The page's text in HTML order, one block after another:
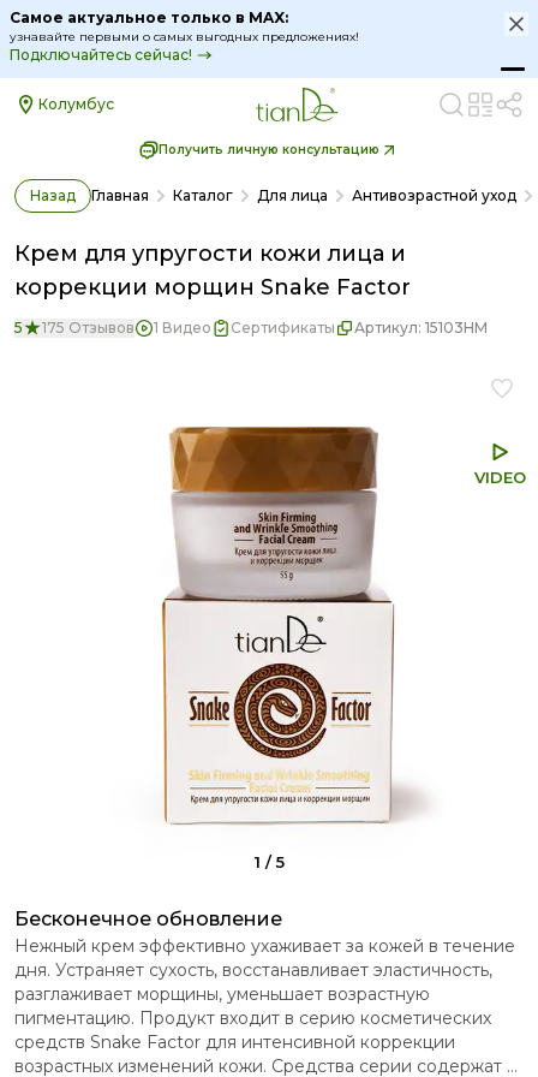
Самое актуальное только в MAX:
узнавайте первыми о самых выгодных
Колумбус
Получить личную консультацию
Назад Главная Каталог Для лица Антивозрастной уход
Крем для упругости кожи лица и
коррекции морщин Snake Factor
5 175 Отзывов 1 Видео Сертификаты Артикул: 15103HM
VIDEO
1 /5
Бесконечное обновление
Нежный крем эффективно ухаживает за кожей в течение
дня. Устраняет сухость, восстанавливает эластичность,
разглаживает морщины, уменьшает возрастную
пигментацию. Продукт входит в серию косметических
средств Snake Factor для интенсивной коррекции
возрастных изменений кожи. Средства серии содержат в